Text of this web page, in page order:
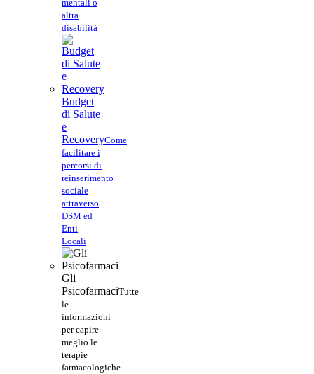
mentali o
altra
disabilità
Budget
di Salute
e
RecoveryCome
facilitare i
percorsi di
reinserimento
sociale
attraverso
DSM ed
Enti
Locali
Gli
PsicofarmaciTutte
le
informazioni
per capire
meglio le
terapie
farmacologiche